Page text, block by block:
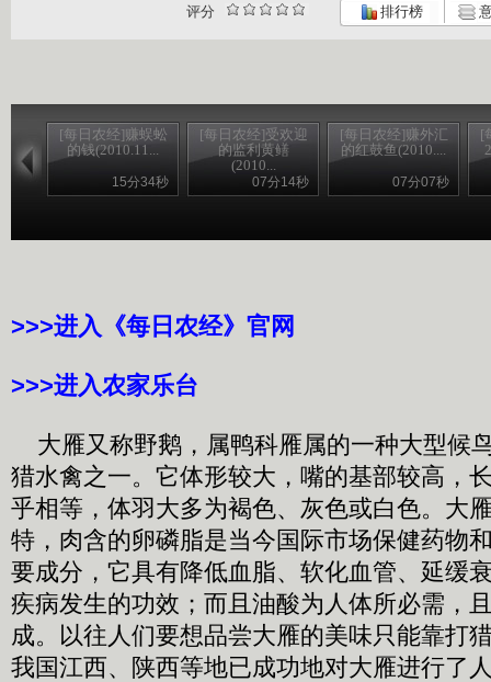
评分 排行榜
[每日农经]赚蜈蚣
的钱(2010.11...
15分34秒
[每日农经]受欢迎
的监利黄鳝
(2010...
07分14秒
[每日农经]赚外汇
的红鼓鱼(2010....
07分07秒
[
>>>进入《每日农经》官网
>>>进入农家乐台
大雁又称野鹅，属鸭科雁属的一种大型候
猎水禽之一。它体形较大，嘴的基部较高，
乎相等，体羽大多为褐色、灰色或白色。大
特，肉含的卵磷脂是当今国际市场保健药物
要成分，它具有降低血脂、软化血管、延缓
疾病发生的功效；而且油酸为人体所必需，
成。以往人们要想品尝大雁的美味只能靠打
我国江西、陕西等地已成功地对大雁进行了